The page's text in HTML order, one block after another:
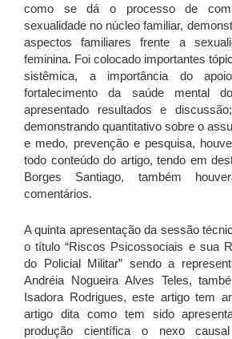
como se dá o processo de
sexualidade no núcleo familiar,
aspectos familiares frente a
feminina. Foi colocado importantes
sistêmica, a importância do
fortalecimento da saúde mental
apresentado resultados e
demonstrando quantitativo sobre o
e medo, prevenção e pesquisa,
todo conteúdo do artigo, tendo em
Borges Santiago, também
comentários.
A quinta apresentação da sessão
o título “Riscos Psicossociais e sua
do Policial Militar” sendo a
Andréia Nogueira Alves Teles,
Isadora Rodrigues, este artigo tem
artigo dita como tem sido
produção científica o nexo